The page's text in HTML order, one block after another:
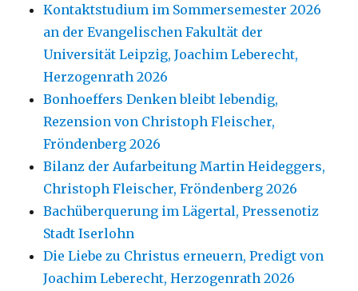
Kontaktstudium im Sommersemester 2026
an der Evangelischen Fakultät der
Universität Leipzig, Joachim Leberecht,
Herzogenrath 2026
Bonhoeffers Denken bleibt lebendig,
Rezension von Christoph Fleischer,
Fröndenberg 2026
Bilanz der Aufarbeitung Martin Heideggers,
Christoph Fleischer, Fröndenberg 2026
Bachüberquerung im Lägertal, Pressenotiz
Stadt Iserlohn
Die Liebe zu Christus erneuern, Predigt von
Joachim Leberecht, Herzogenrath 2026